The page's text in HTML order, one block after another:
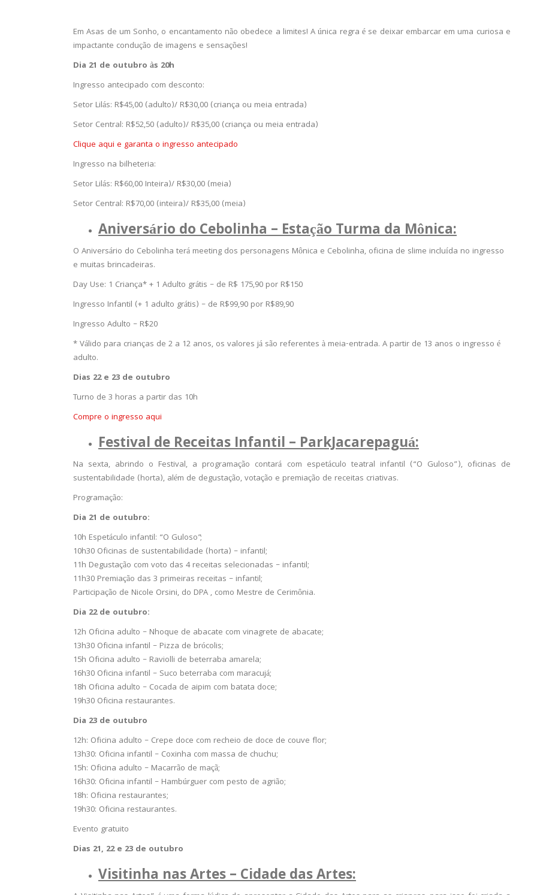
Em Asas de um Sonho, o encantamento não obedece a limites! A única regra é se deixar embarcar em uma curiosa e
impactante condução de imagens e sensações!
Dia 21 de outubro às 20h
Ingresso antecipado com desconto:
Setor Lilás: R$45,00 (adulto)/ R$30,00 (criança ou meia entrada)
Setor Central: R$52,50 (adulto)/ R$35,00 (criança ou meia entrada)
Clique aqui e garanta o ingresso antecipado
Ingresso na bilheteria:
Setor Lilás: R$60,00 Inteira)/ R$30,00 (meia)
Setor Central: R$70,00 (inteira)/ R$35,00 (meia)
Aniversário do Cebolinha – Estação Turma da Mônica:
O Aniversário do Cebolinha terá meeting dos personagens Mônica e Cebolinha, oficina de slime incluída no ingresso
e muitas brincadeiras.
Day Use: 1 Criança* + 1 Adulto grátis – de R$ 175,90 por R$150
Ingresso Infantil (+ 1 adulto grátis) – de R$99,90 por R$89,90
Ingresso Adulto – R$20
* Válido para crianças de 2 a 12 anos, os valores já são referentes à meia-entrada. A partir de 13 anos o ingresso é
adulto.
Dias 22 e 23 de outubro
Turno de 3 horas a partir das 10h
Compre o ingresso aqui
Festival de Receitas Infantil – ParkJacarepaguá:
Na sexta, abrindo o Festival, a programação contará com espetáculo teatral infantil (“O Guloso”), oficinas de
sustentabilidade (horta), além de degustação, votação e premiação de receitas criativas.
Programação:
Dia 21 de outubro:
10h Espetáculo infantil: “O Guloso”;
10h30 Oficinas de sustentabilidade (horta) – infantil;
11h Degustação com voto das 4 receitas selecionadas – infantil;
11h30 Premiação das 3 primeiras receitas – infantil;
Participação de Nicole Orsini, do DPA , como Mestre de Cerimônia.
Dia 22 de outubro:
12h Oficina adulto – Nhoque de abacate com vinagrete de abacate;
13h30 Oficina infantil – Pizza de brócolis;
15h Oficina adulto – Raviolli de beterraba amarela;
16h30 Oficina infantil – Suco beterraba com maracujá;
18h Oficina adulto – Cocada de aipim com batata doce;
19h30 Oficina restaurantes.
Dia 23 de outubro
12h: Oficina adulto – Crepe doce com recheio de doce de couve flor;
13h30: Oficina infantil – Coxinha com massa de chuchu;
15h: Oficina adulto – Macarrão de maçã;
16h30: Oficina infantil – Hambúrguer com pesto de agrião;
18h: Oficina restaurantes;
19h30: Oficina restaurantes.
Evento gratuito
Dias 21, 22 e 23 de outubro
Visitinha nas Artes – Cidade das Artes: